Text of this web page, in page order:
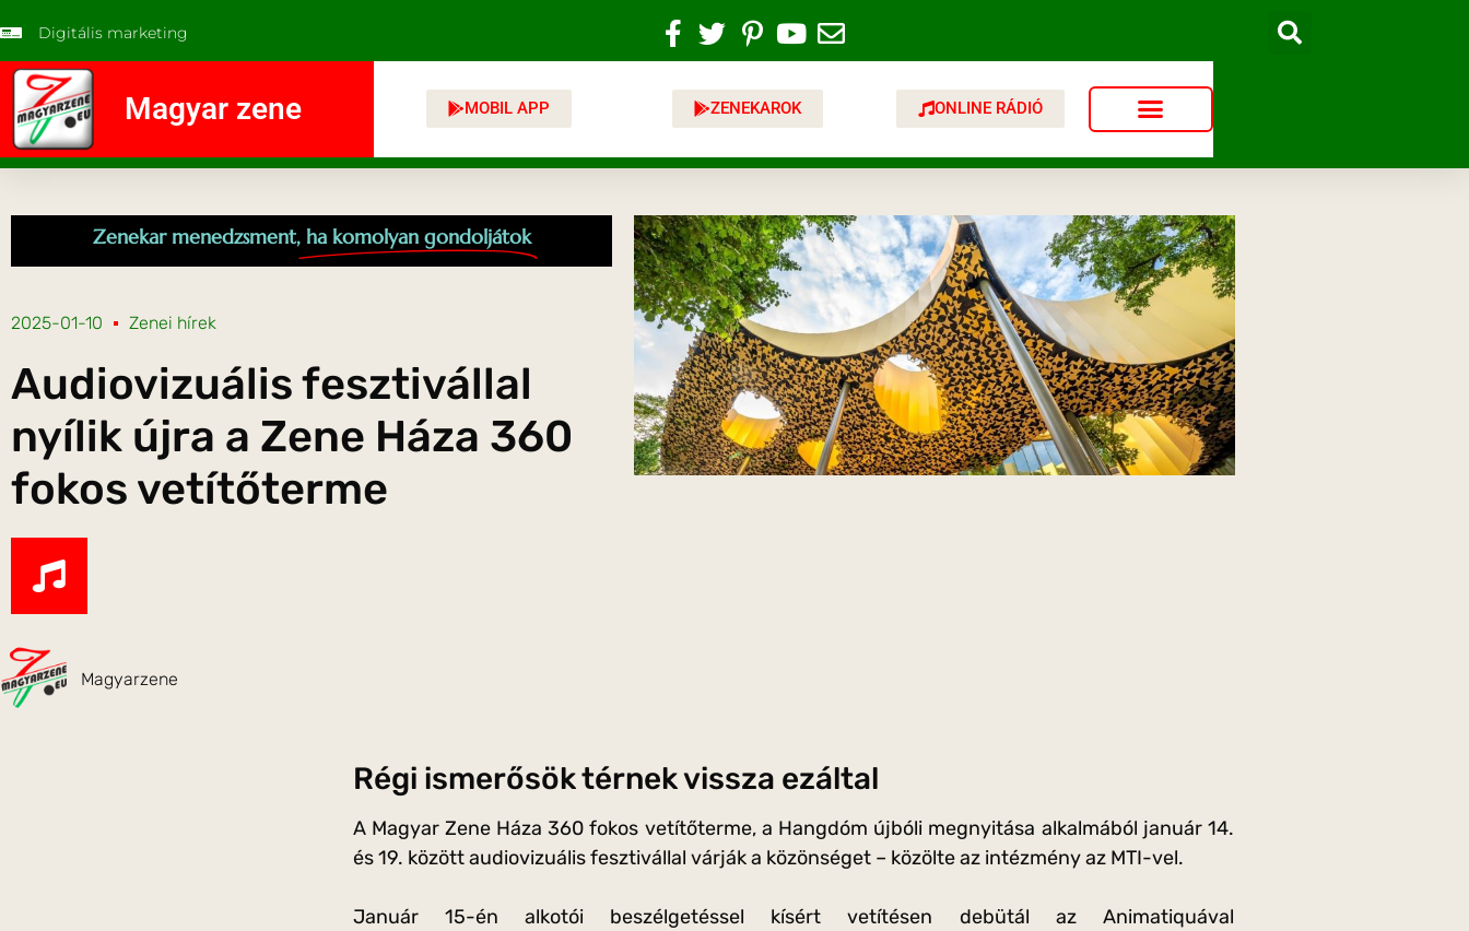
Digitális marketing
Magyar zene MOBIL APP ZENEKAROK ONLINE RÁDIÓ
Zenekar menedzsment, ha komolyan gondoljátok
2025-01-10 Zenei hírek
Audiovizuális fesztivállal
nyílik újra a Zene Háza 360
fokos vetítőterme
Magyarzene
Régi ismerősök térnek vissza ezáltal
A Magyar Zene Háza 360 fokos vetítőterme, a Hangdóm újbóli megnyitása alkalmából január 14.
és 19. között audiovizuális fesztivállal várják a közönséget – közölte az intézmény az MTI-vel.
Január 15-én alkotói beszélgetéssel kísért vetítésen debütál az Animatiquával